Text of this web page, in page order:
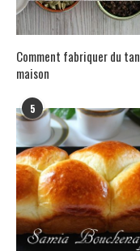
Comment fabriquer du
maison
5